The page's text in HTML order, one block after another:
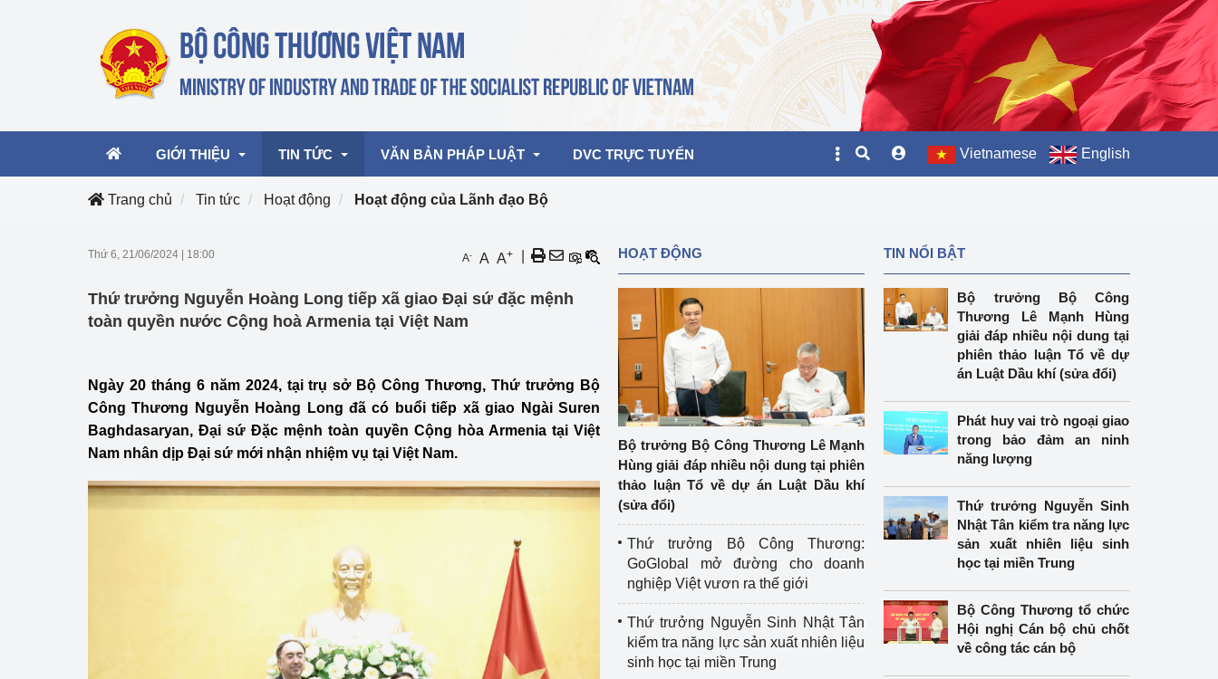
GIỚI THIỆU
Cơ cấu tổ chức
TIN TỨC
Hoạt động của Lãnh đạo Bộ
mại, Dịch vụ Việt Nam 2026
Hoạt động của Bộ trưởng
Công Thương - Công luận
Họp báo
Thông cáo báo chí
Điểm báo
Chuyển đổi số
Lịch sử phát triển
Phát triển nguồn nhân lực
Phát triển bền vững
Tổ chức kiểm định
Tổ chức kiểm định kỹ thuật an toàn lao
động thuộc thẩm quyền quản lý của
VĂN BẢN PHÁP LUẬT
Văn bản hợp nhất
DVC TRỰC TUYẾN Vietnamese English
Trang chủ Tin tức Hoạt động Hoạt động của Lãnh đạo Bộ
Thứ 6, 21/06/2024 18:00 A- A A+
Thứ trưởng Nguyễn Hoàng Long tiếp xã giao Đại sứ đặc mệnh
toàn quyền nước Cộng hoà Armenia tại Việt Nam
Ngày 20 tháng 6 năm 2024, tại trụ sở Bộ Công Thương, Thứ trưởng Bộ
Công Thương Nguyễn Hoàng Long đã có buổi tiếp xã giao Ngài Suren
Baghdasaryan, Đại sứ Đặc mệnh toàn quyền Cộng hòa Armenia tại Việt
Nam nhân dịp Đại sứ mới nhận nhiệm vụ tại Việt Nam.
HOẠT ĐỘNG
Bộ trưởng Bộ Công Thương Lê Mạnh
Hùng giải đáp nhiều nội dung tại phiên
thảo luận Tổ về dự án Luật Dầu khí
(sửa đổi)
Thứ trưởng Bộ Công Thương:
GoGlobal mở đường cho doanh
nghiệp Việt vươn ra thế giới
Thứ trưởng Nguyễn Sinh Nhật Tân
kiểm tra năng lực sản xuất nhiên liệu
sinh học tại miền Trung
TIN NỔI BẬT
Bộ trưởng Bộ Công
Thương Lê Mạnh Hùng
giải đáp nhiều nội dung tại
phiên thảo luận Tổ về dự
án Luật Dầu khí (sửa đổi)
Phát huy vai trò ngoại giao
trong bảo đảm an ninh
năng lượng
Thứ trưởng Nguyễn Sinh
Nhật Tân kiểm tra năng lực
sản xuất nhiên liệu sinh
học tại miền Trung
Bộ Công Thương tổ chức
Hội nghị Cán bộ chủ chốt
về công tác cán bộ